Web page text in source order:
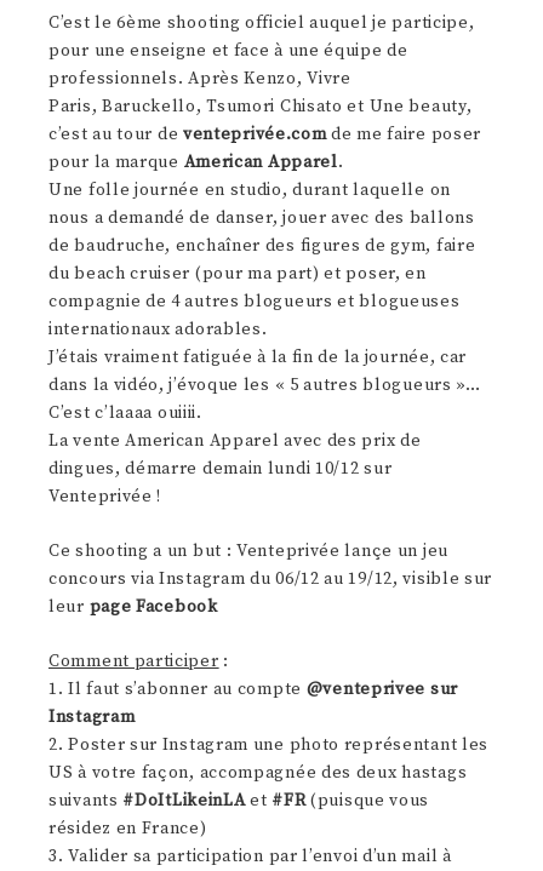
C’est le 6ème shooting officiel auquel je participe,
pour une enseigne et face à une équipe de
professionnels. Après Kenzo, Vivre
Paris, Baruckello, Tsumori Chisato et Une beauty,
c’est au tour de venteprivée.comde me faire poser
pour la marque American Apparel.
Une folle journée en studio, durant laquelle on
nous a demandé de danser, jouer avec des ballons
de baudruche, enchaîner des figures de gym, faire
du beach cruiser (pour ma part) et poser, en
compagnie de 4 autres blogueurs et blogueuses
internationaux adorables.
J’étais vraiment fatiguée à la fin de la journée, car
dans la vidéo, j’évoque les « 5 autres blogueurs »…
C’est c’laaaa ouiiii.
La vente American Apparel avec des prix de
dingues, démarre demain lundi 10/12 sur
Venteprivée !
Ce shooting a un but : Venteprivée lançe un jeu
concours via Instagram du 06/12 au 19/12, visible sur
leur page Facebook
Comment participer :
1. Il faut s’abonner au compte @venteprivee sur
Instagram
2. Poster sur Instagram une photo représentant les
US à votre façon, accompagnée des deux hastags
suivants #DoItLikeinLAet #FR(puisque vous
résidez en France)
3. Valider sa participation par l’envoi d’un mail à